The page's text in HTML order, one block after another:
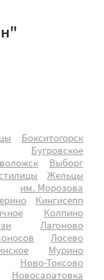
Бокситогорск
Бугровское
Выборг
Жельцы
им. Морозова
Кингисепп
Колпино
Лагоново
Лосево
Мурино
Ново-Токсово
Новосаратовка